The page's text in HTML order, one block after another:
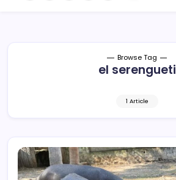
Browse Tag
el serengueti
1 Article